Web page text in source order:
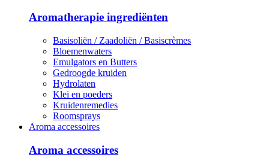
Aromatherapie ingrediënten
Basisoliën / Zaadoliën / Basiscrèmes
Bloemenwaters
Emulgators en Butters
Gedroogde kruiden
Hydrolaten
Klei en poeders
Kruidenremedies
Roomsprays
Aroma accessoires
Aroma accessoires